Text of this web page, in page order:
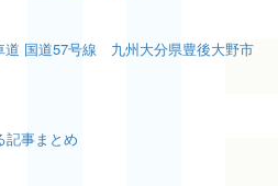
道 国道57号線 九州大分県豊後大野市
記事まとめ